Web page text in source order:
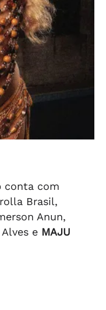
conta com
Brasil,
Anun,
e MAJU